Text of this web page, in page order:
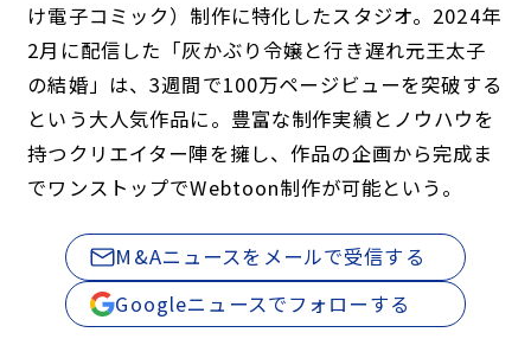
け電子コミック）制作に特化したスタジオ。2024年
2月に配信した「灰かぶり令嬢と行き遅れ元王太子
の結婚」は、3週間で100万ページビューを突破する
という大人気作品に。豊富な制作実績とノウハウを
持つクリエイター陣を擁し、作品の企画から完成ま
でワンストップでWebtoon制作が可能という。
M&Aニュースをメールで受信する
Googleニュースでフォローする